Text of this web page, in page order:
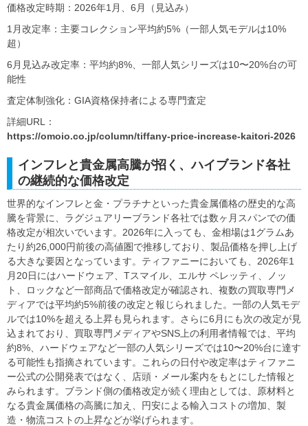
価格改定時期：2026年1月、6月（見込み）
1月改定率：主要コレクション平均約5%（一部人気モデルは10%
超）
6月見込み改定率：平均約8%、一部人気シリーズは10〜20%台の可
能性
査定体制強化：GIA資格保持者による専門査定
詳細URL：
https://omoio.co.jp/column/tiffany-price-increase-kaitori-2026
インフレと貴金属高騰が招く、ハイブランド各社
の継続的な価格改定
世界的なインフレと金・プラチナといった貴金属価格の歴史的な高
騰を背景に、ラグジュアリーブランド各社では数ヶ月スパンでの価
格改定が相次いでいます。2026年に入っても、金相場は1グラムあ
たり約26,000円前後の高値圏で推移しており、製品価格を押し上げ
る大きな要因となっています。ティファニーにおいても、2026年1
月20日にはハードウェア、Tスマイル、エルサ ペレッティ、ノッ
ト、ロックなど一部商品で価格改定が確認され、複数の買取専門メ
ディアでは平均約5%前後の改定と報じられました。一部の人気モデ
ルでは10%を超える上昇も見られます。さらに6月にも次の改定が見
込まれており、買取専門メディアやSNS上の利用者情報では、平均
約8%、ハードウェアなど一部の人気シリーズでは10〜20%台に達す
る可能性も指摘されています。これらの日付や改定率はティファニ
ー公式の公開発表ではなく、店頭・メール案内をもとにした情報と
みられます。ブランド側の価格改定が続く理由としては、原材料と
なる貴金属価格の高騰に加え、円安による輸入コストの増加、製
造・物流コストの上昇などが挙げられます。